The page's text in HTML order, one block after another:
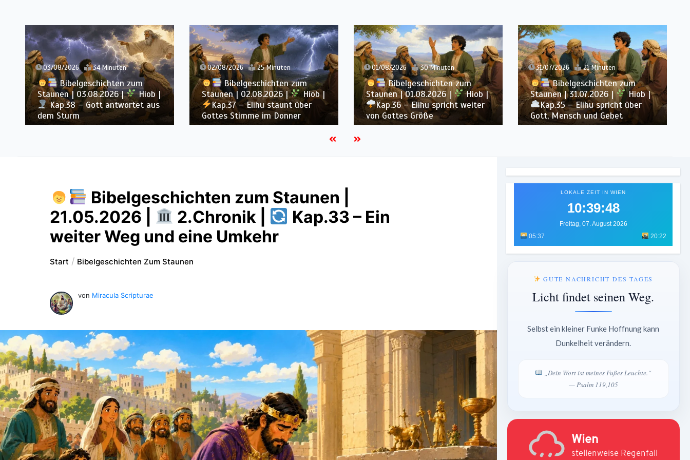
03/08/2026 34 Minuten
Bibelgeschichten zum
Staunen | 03.08.2026 |
Hiob |
Kap.38 – Gott antwortet aus
dem Sturm
02/08/2026 25 Minuten
Bibelgeschichten zum
Staunen | 02.08.2026 |
Hiob |
Kap.37 – Elihu staunt über
Gottes Stimme im Donner
01/08/2026 30 Minuten
Bibelgeschichten zum
Staunen | 01.08.2026 |
Hiob |
Kap.36 – Elihu spricht weiter
von Gottes Größe
31/07/2026 21 Minuten
Bibelgeschichten zum
Staunen | 31.07.2026 |
Hiob |
Kap.35 – Elihu spricht über
Gott, Mensch und Gebet
Bibelgeschichten zum Staunen |
21.05.2026 |
2.Chronik |
Kap.33 – Ein
weiter Weg und eine Umkehr
Start Bibelgeschichten Zum Staunen
von Miracula Scripturae
LOKALE ZEIT IN WIEN
10:39:50
Freitag, 07. August 2026
05:37
20:22
GUTE NACHRICHT DES TAGES
Licht findet seinen Weg.
Selbst ein kleiner Funke Hoffnung kann
Dunkelheit verändern.
„Dein Wort ist meines Fußes Leuchte.“
— Psalm 119,105
Wien
stellenweise Regenfall